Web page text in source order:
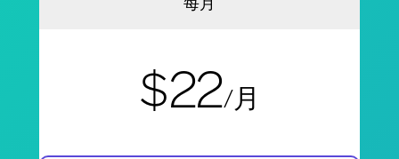
$22/月